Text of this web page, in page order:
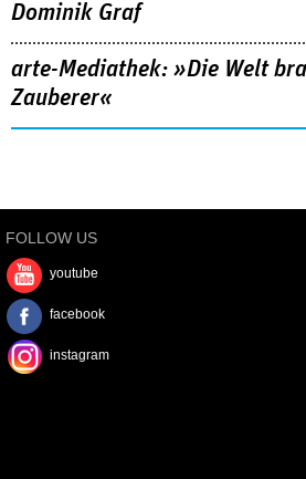
Dominik Graf
arte-Mediathek: »Die Welt
Zauberer«
FOLLOW US
youtube
facebook
instagram